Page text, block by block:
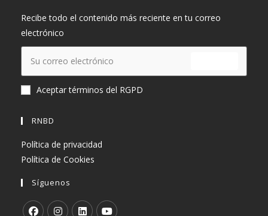
Recibe todo el contenido más reciente en tu correo
electrónico
Aceptar términos del RGPD
RNBD
Política de privacidad
Política de Cookies
Síguenos